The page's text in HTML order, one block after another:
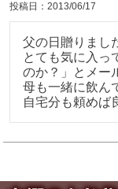
投稿日 2013/06/17
父の日贈りまし
とても気に入っ
のか？」とメー
母も一緒に飲ん
自宅分も頼めば